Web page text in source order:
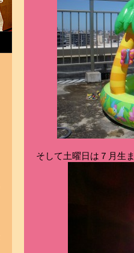
そして土曜日は７月生